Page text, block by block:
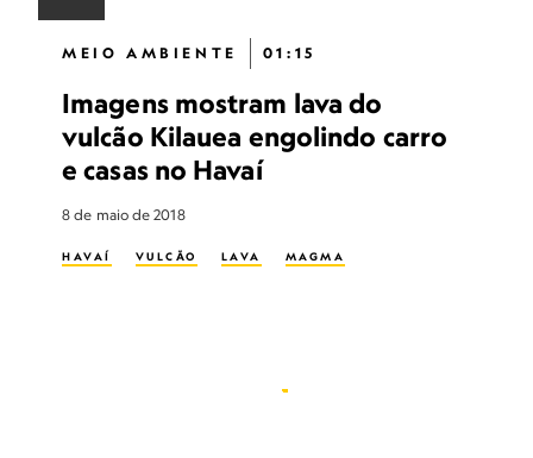
MEIO AMBIENTE 01:15
Imagens mostram lava do
vulcão Kilauea engolindo carro
e casas no Havaí
8 de maio de 2018
HAVAÍ VULCÃO LAVA MAGMA